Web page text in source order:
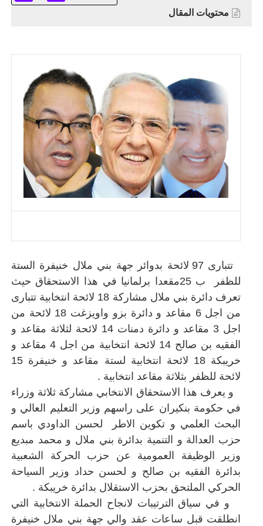
محتويات المقال
تتبارى 97 لائحة بدوائر جهة بني ملال خنيفرة الستة
للظفر ب 25مقعدا برلمانيا في هذا الاستحقاق حيث
تعرف دائرة بني ملال مشاركة 18 لائحة انتخابية تتبارى
من اجل 6 مقاعد و دائرة بزو واويزغت 18 لائحة من
اجل 3 مقاعد و دائرة دمنات 14 لائحة لثلاثة مقاعد و
الفقيه بن صالح 14 لائحة انتخابية من اجل 4 مقاعد و
خريبكة 18 لائحة انتخابية لستة مقاعد و خنيفرة 15
لائحة للظفر بثلاثة مقاعد انتخابية .
و يعرف هذا الاستحقاق الانتخابي مشاركة ثلاثة وزراء
في حكومة بنكيران على راسهم وزير التعليم العالي و
البحث العلمي و تكوين الاطر لحسن الداودي باسم
حزب العدالة و التنمية بدائرة بني ملال و محمد مبديع
وزير الوظيفة العمومية عن حزب الحركة الشعبية
بدائرة الفقيه بن صالح و لحسن حداد وزير السياحة
الحركي الملتحق بحزب الاستقلال بدائرة خريبكة .
و في سياق الترتيبات لانجاح الحملة الانتخابية التي
انطلقت قبل ساعات عقد والي جهة بني ملال خنيفرة